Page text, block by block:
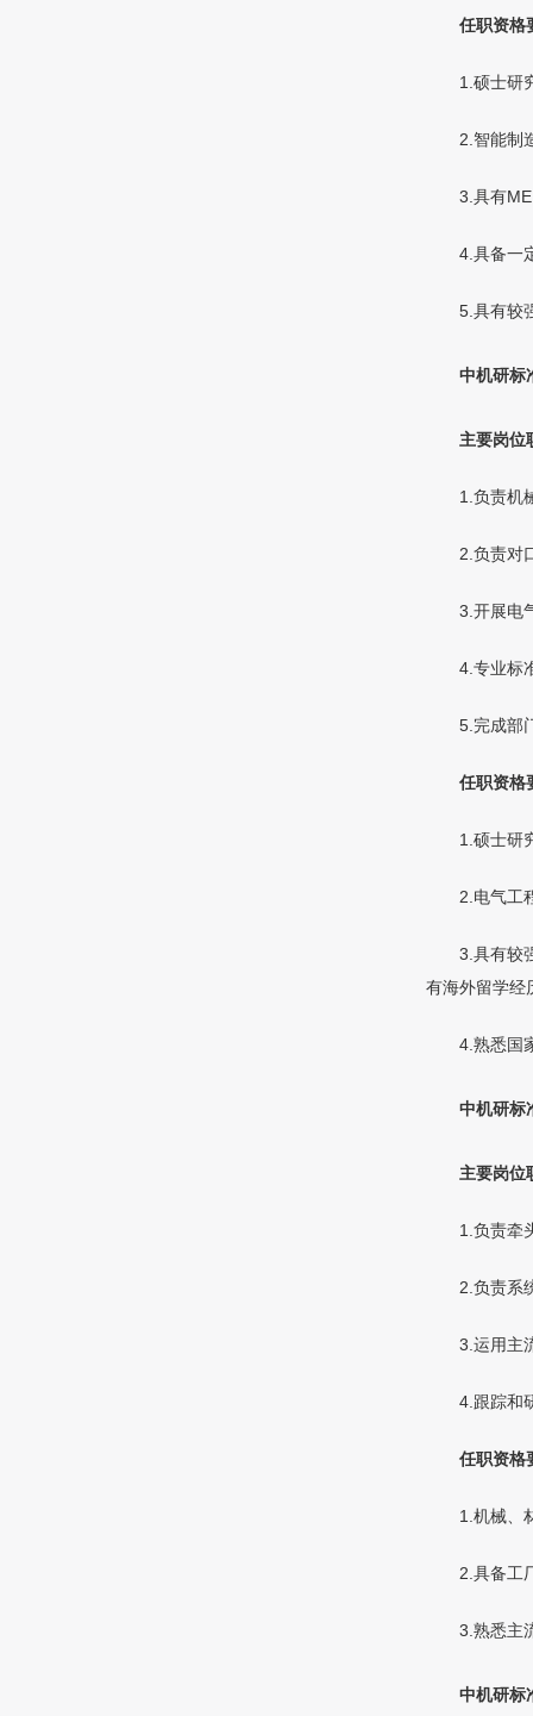
任职资格
1.硕士研
2.智能制
3.具有
4.具备一
5.具有较
中机研标
主要岗位
1.负责机
2.负责对
3.开展电
4.专业标
5.完成部
任职资格
1.硕士研
2.电气工
3.具有较
有海外留学经
4.熟悉国
中机研标
主要岗位
1.负责牵
2.负责系
3.运用主
4.跟踪和
任职资格
1.机械、
2 .具备工
3 .熟悉主
中机研标